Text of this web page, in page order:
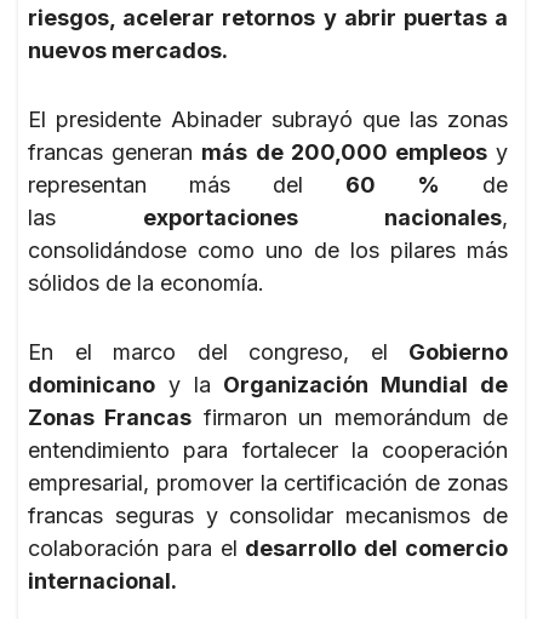
riesgos, acelerar retornos y abrir puertas a
nuevos mercados.
El presidente Abinader subrayó que las zonas
francas generan más de 200,000 empleosy
representan más del 60 % de
las exportaciones nacionales,
consolidándose como uno de los pilares más
sólidos de la economía.
En el marco del congreso, el Gobierno
dominicano y la Organización Mundial de
Zonas Francas firmaron un memorándum de
entendimiento para fortalecer la cooperación
empresarial, promover la certificación de zonas
francas seguras y consolidar mecanismos de
colaboración para el desarrollo del comercio
internacional.